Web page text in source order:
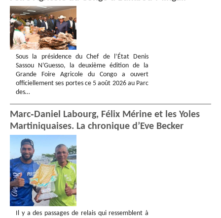
Sous la présidence du Chef de l’État Denis
Sassou N’Guesso, la deuxième édition de la
Grande Foire Agricole du Congo a ouvert
officiellement ses portes ce 5 août 2026 au Parc
des…
Marc‑Daniel Labourg, Félix Mérine et les Yoles
Martiniquaises. La chronique d’Eve Becker
Il y a des passages de relais qui ressemblent à